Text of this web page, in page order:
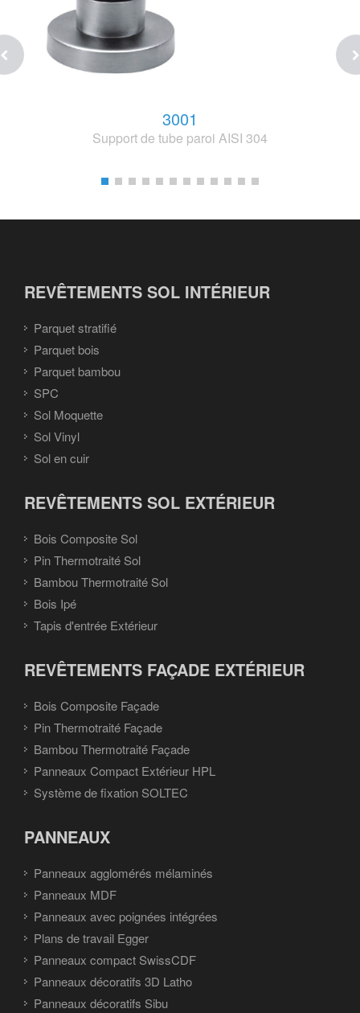
3001
Support de tube paroi AISI 304
REVÊTEMENTS SOL INTÉRIEUR
Parquet stratifié
Parquet bois
Parquet bambou
SPC
Sol Moquette
Sol Vinyl
Sol en cuir
REVÊTEMENTS SOL EXTÉRIEUR
Bois Composite Sol
Pin Thermotraité Sol
Bambou Thermotraité Sol
Bois Ipé
Tapis d'entrée Extérieur
REVÊTEMENTS FAÇADE EXTÉRIEUR
Bois Composite Façade
Pin Thermotraité Façade
Bambou Thermotraité Façade
Panneaux Compact Extérieur HPL
Système de fixation SOLTEC
PANNEAUX
Panneaux agglomérés mélaminés
Panneaux MDF
Panneaux avec poignées intégrées
Plans de travail Egger
Panneaux compact SwissCDF
Panneaux décoratifs 3D Latho
Panneaux décoratifs Sibu